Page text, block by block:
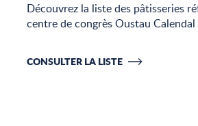
Découvrez la liste des pâtisseries
centre de congrès Oustau Calendal
CONSULTER LA LISTE